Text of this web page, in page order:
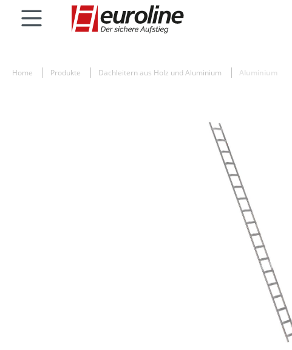
Home Produkte Dachleitern aus Holz und Aluminium Aluminium